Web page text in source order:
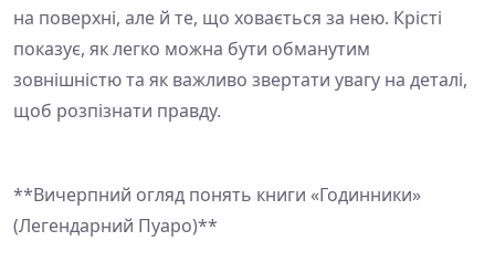
на поверхні, але й те, що ховається за нею. Крісті
показує, як легко можна бути обманутим
зовнішністю та як важливо звертати увагу на деталі,
щоб розпізнати правду.
**Вичерпний огляд понять книги «Годинники»
(Легендарний Пуаро)**